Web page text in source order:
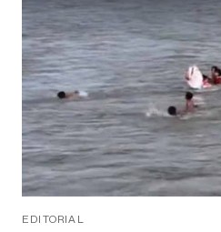
EDITORIAL